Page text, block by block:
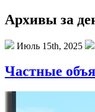
Архивы за
Июль 15th, 2025
Частные